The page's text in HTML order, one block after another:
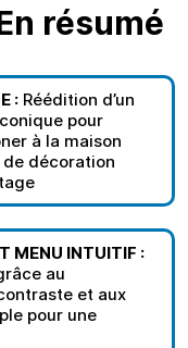
résumé
: Réédition d’un
pour
à la maison
décoration
MENU INTUITIF :
au
et aux
pour une